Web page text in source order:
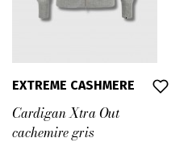
EXTREME CASHMERE
Cardigan Xtra Out
cachemire gris